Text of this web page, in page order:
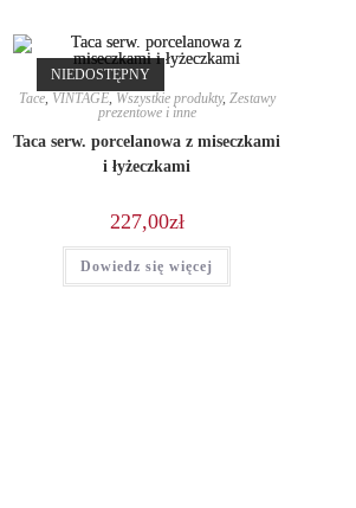
NIEDOSTĘPNY
Tace, VINTAGE, Wszystkie produkty, Zestawy
prezentowe i inne
Taca serw. porcelanowa z miseczkami
i łyżeczkami
227,00zł
Dowiedz się więcej